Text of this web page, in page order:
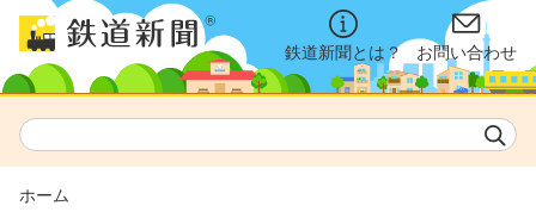
鉄道新聞とは？ お問い合わせ
ホーム